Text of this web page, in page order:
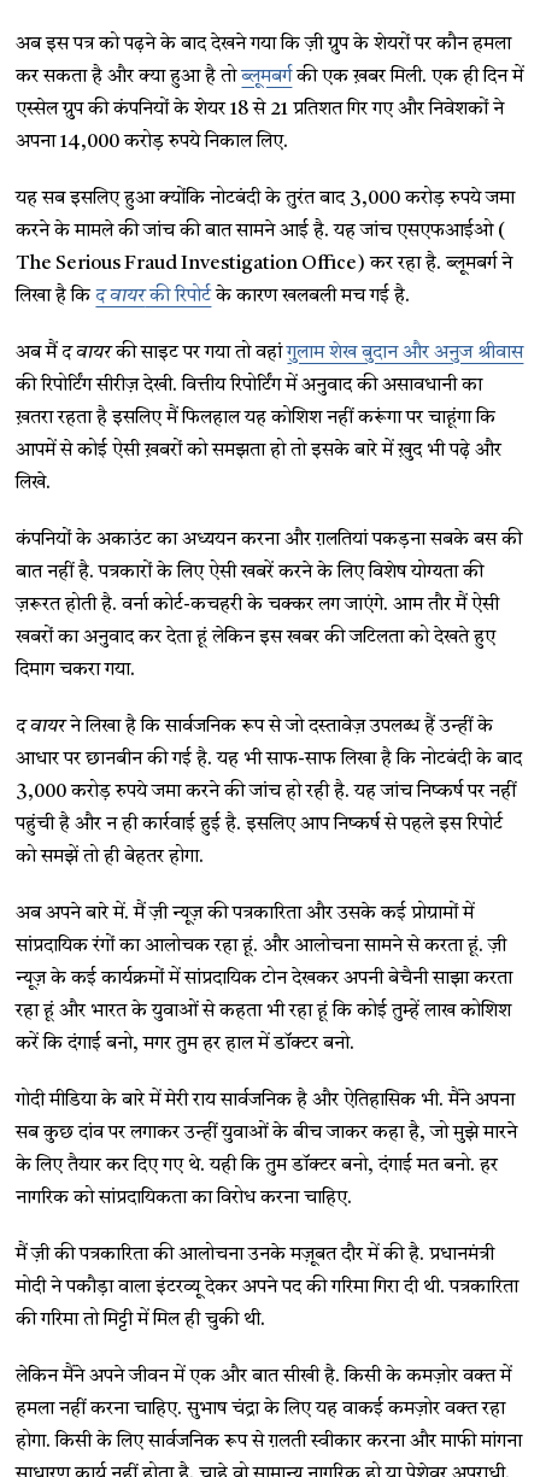
अब इस पत्र को पढ़ने के बाद देखने गया कि ज़ी ग्रुप के शेयरों पर कौन हमला
कर सकता है और क्या हुआ है तोब्लूमबर्गकी एक ख़बर मिली. एक ही दिन में
एस्सेल ग्रुप की कंपनियों के शेयर 18 से 21 प्रतिशत गिर गए और निवेशकों ने
अपना 14,000 करोड़ रुपये निकाल लिए.
यह सब इसलिए हुआ क्योंकि नोटबंदी के तुरंत बाद 3,000 करोड़ रुपये जमा
करने के मामले की जांच की बात सामने आई है. यह जांच एसएफआईओ (
The Serious Fraud Investigation Office) कर रहा है. ब्लूमबर्ग ने
लिखा है किद वायरकी रिपोर्टके कारण खलबली मच गई है.
अब मैंद वायरकी साइट पर गया तो वहांगुलाम शेख बुदान और अनुज श्रीवास
की रिपोर्टिंग सीरीज़ देखी. वित्तीय रिपोर्टिंग में अनुवाद की असावधानी का
ख़तरा रहता है इसलिए मैं फिलहाल यह कोशिश नहीं करूंगा पर चाहूंगा कि
आपमें से कोई ऐसी ख़बरों को समझता हो तो इसके बारे में ख़ुद भी पढ़े और
लिखे.
कंपनियों के अकाउंट का अध्ययन करना और ग़लतियां पकड़ना सबके बस की
बात नहीं है. पत्रकारों के लिए ऐसी खबरें करने के लिए विशेष योग्यता की
ज़रूरत होती है. वर्ना कोर्ट-कचहरी के चक्कर लग जाएंगे. आम तौर मैं ऐसी
खबरों का अनुवाद कर देता हूं लेकिन इस खबर की जटिलता को देखते हुए
दिमाग चकरा गया.
द वायरने लिखा है कि सार्वजनिक रूप से जो दस्तावेज़ उपलब्ध हैं उन्हीं के
आधार पर छानबीन की गई है. यह भी साफ-साफ लिखा है कि नोटबंदी के बाद
3,000 करोड़ रुपये जमा करने की जांच हो रही है. यह जांच निष्कर्ष पर नहीं
पहुंची है और न ही कार्रवाई हुई है. इसलिए आप निष्कर्ष से पहले इस रिपोर्ट
को समझें तो ही बेहतर होगा.
अब अपने बारे में. मैं ज़ी न्यूज़ की पत्रकारिता और उसके कई प्रोग्रामों में
सांप्रदायिक रंगों का आलोचक रहा हूं. और आलोचना सामने से करता हूं. ज़ी
न्यूज़ के कई कार्यक्रमों में सांप्रदायिक टोन देखकर अपनी बेचैनी साझा करता
रहा हूं और भारत के युवाओं से कहता भी रहा हूं कि कोई तुम्हें लाख कोशिश
करें कि दंगाई बनो, मगर तुम हर हाल में डॉक्टर बनो.
गोदी मीडिया के बारे में मेरी राय सार्वजनिक है और ऐतिहासिक भी. मैंने अपना
सब कुछ दांव पर लगाकर उन्हीं युवाओं के बीच जाकर कहा है, जो मुझे मारने
के लिए तैयार कर दिए गए थे. यही कि तुम डॉक्टर बनो, दंगाई मत बनो. हर
नागरिक को सांप्रदायिकता का विरोध करना चाहिए.
मैं ज़ी की पत्रकारिता की आलोचना उनके मज़ूबत दौर में की है. प्रधानमंत्री
मोदी ने पकौड़ा वाला इंटरव्यू देकर अपने पद की गरिमा गिरा दी थी. पत्रकारिता
की गरिमा तो मिट्टी में मिल ही चुकी थी.
लेकिन मैंने अपने जीवन में एक और बात सीखी है. किसी के कमज़ोर वक्त में
हमला नहीं करना चाहिए. सुभाष चंद्रा के लिए यह वाकई कमज़ोर वक्त रहा
होगा. किसी के लिए सार्वजनिक रूप से ग़लती स्वीकार करना और माफी मांगना